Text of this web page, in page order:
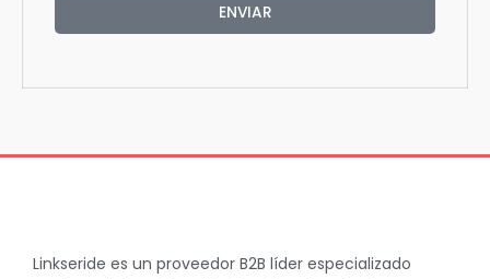
ENVIAR
Linkseride es un proveedor B2B líder especializado